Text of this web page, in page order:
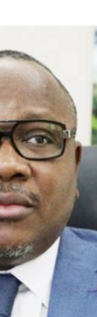
Côte d'Ivoire